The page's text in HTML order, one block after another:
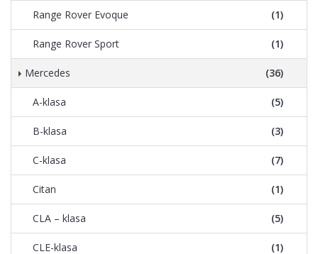
Range Rover Evoque (1)
Range Rover Sport (1)
Mercedes (36)
A-klasa (5)
B-klasa (3)
C-klasa (7)
Citan (1)
CLA – klasa (5)
CLE-klasa (1)